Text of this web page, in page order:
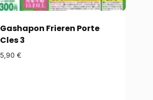
Gashapon Frieren Porte
Cles 3
5,90 €